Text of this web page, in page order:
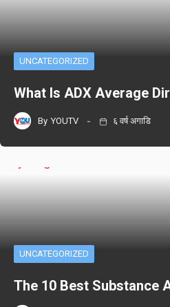
UNCATEGORIZED
What Is ADX Average
By YOUTV ६ वर्ष अगाडि
UNCATEGORIZED
The 10 Best Substance